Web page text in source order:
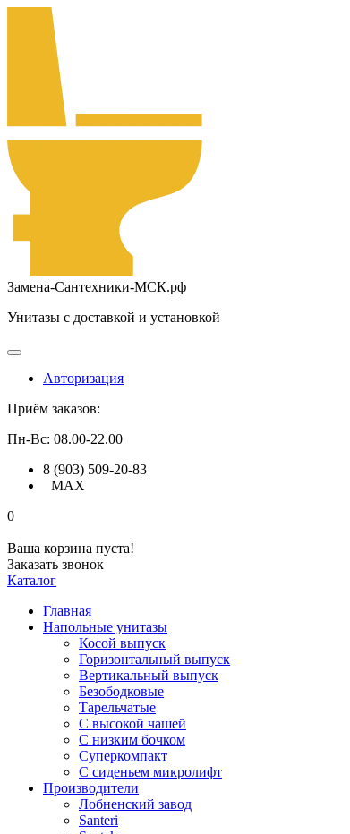
Замена-Сантехники-МСК.рф
Унитазы с доставкой и установкой
Авторизация
Приём заказов:
Пн-Вс: 08.00-22.00
8 (903) 509-20-83
MAX
0
Ваша корзина пуста!
Заказать звонок
Каталог
Главная
Напольные унитазы
Косой выпуск
Горизонтальный выпуск
Вертикальный выпуск
Безободковые
Тарельчатые
С высокой чашей
С низким бочком
Суперкомпакт
С сиденьем микролифт
Производители
Лобненский завод
Santeri